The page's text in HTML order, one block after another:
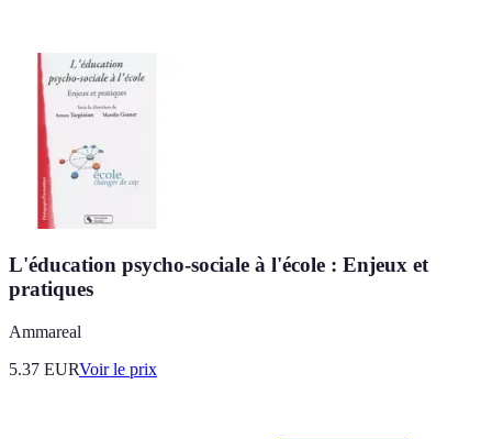
L'éducation psycho-sociale à l'école : Enjeux et
pratiques
Ammareal
5.37 EURVoir le prix